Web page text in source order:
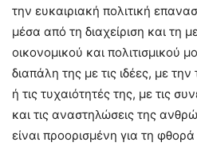
την ευκαιριακή πολιτική
μέσα από τη διαχείριση και τη
οικονομικού και πολιτισμικού
διαπάλη της με τις ιδέες, με
ή τις τυχαιότητές της, με τις
και τις αναστηλώσεις της
είναι προορισμένη για τη